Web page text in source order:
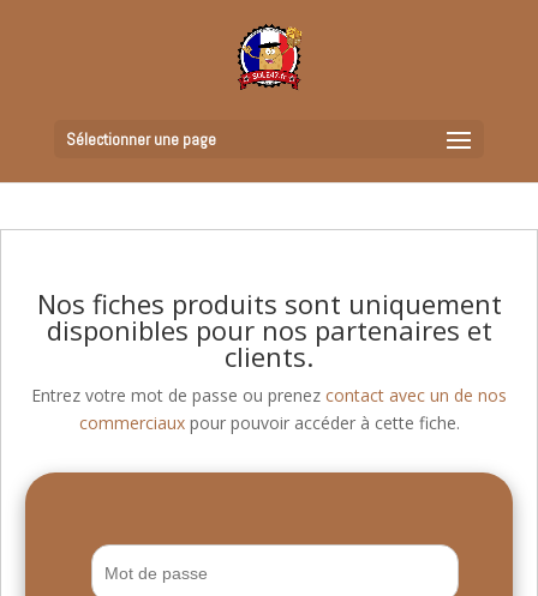
Sélectionner une page
Nos fiches produits sont uniquement
disponibles pour nos partenaires et
clients.
Entrez votre mot de passe ou prenez contact avec un de nos
commerciaux pour pouvoir accéder à cette fiche.